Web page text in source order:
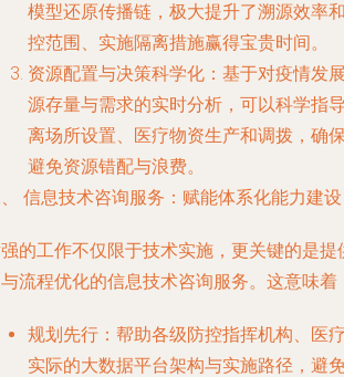
模型还原传播链，极大提升了溯源效率
控范围、实施隔离措施赢得宝贵时间。
资源配置与决策科学化 ：基于对疫情发
源存量与需求的实时分析，可以科学指
离场所设置、医疗物资生产和调拨，确
避免资源错配与浪费。
信息技术咨询服务：赋能体系化能力建设
的工作不仅限于技术实施，更关键的是
流程优化的信息技术咨询服务。这意味着
规划先行 ：帮助各级防控指挥机构、医
实际的大数据平台架构与实施路径，避